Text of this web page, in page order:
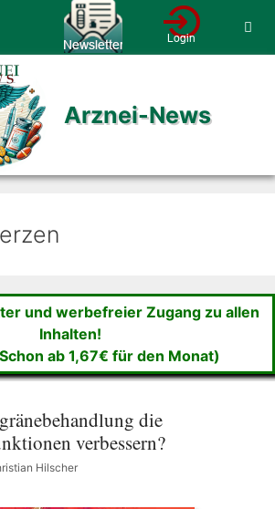
Arznei-News
und werbefreier Zugang zu allen
Inhalten!
ab 1,67€ für den Monat)
die
verbessern?
Hilscher